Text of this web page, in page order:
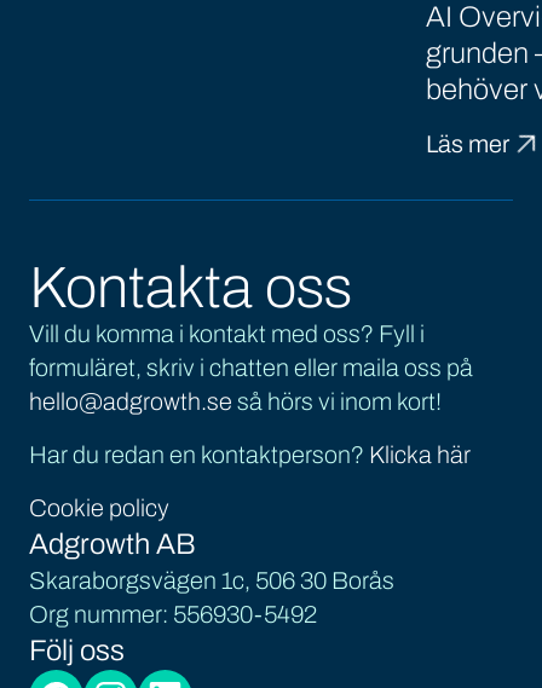
AI
grunden
behöver
Läs mer
Kontakta oss
Vill du komma i kontakt med oss? Fyll i
formuläret, skriv i chatten eller maila oss på
hello@adgrowth.se så hörs vi inom kort!
Har du redan en kontaktperson? Klicka här
Cookie policy
Adgrowth AB
Skaraborgsvägen 1c, 506 30 Borås
Org nummer: 556930-5492
Följ oss